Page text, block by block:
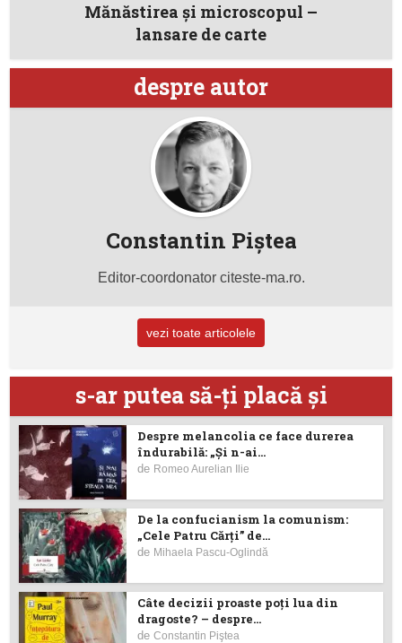
Mănăstirea și microscopul –
lansare de carte
despre autor
Constantin Piştea
Editor-coordonator citeste-ma.ro.
vezi toate articolele
s-ar putea să-ţi placă şi
Despre melancolia ce face durerea
îndurabilă: „Și n-ai...
de Romeo Aurelian Ilie
De la confucianism la comunism:
„Cele Patru Cărți” de...
de Mihaela Pascu-Oglindă
Câte decizii proaste poţi lua din
dragoste? – despre...
deConstantin Piştea